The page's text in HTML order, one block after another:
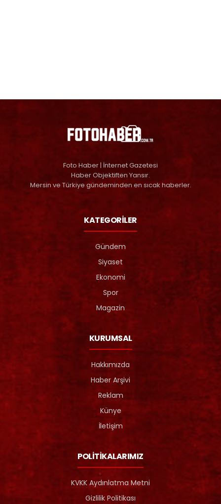
Foto Haber | İnternet Gazetesi
Haber Objektiften Yansır.
Mersin ve Türkiye gündeminden en sıcak haberler.
KATEGORİLER
Gündem
Siyaset
Ekonomi
Spor
Magazin
KURUMSAL
Hakkımızda
Haber Arşivi
Reklam
Künye
İletişim
POLİTİKALARIMIZ
KVKK Aydınlatma Metni
Gizlilik Politikası